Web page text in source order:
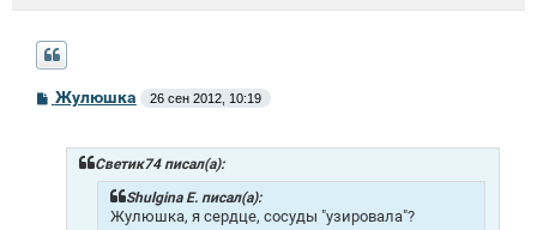
СЖулюшка 26 сен 2012, 10:19
Светик74 писал(а):
Shulgina E. писал(а):
Жулюшка, я сердце, сосуды "узировала"?